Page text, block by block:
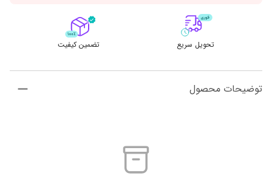
تحویل سریع تضمین کیفیت
توضیحات محصول